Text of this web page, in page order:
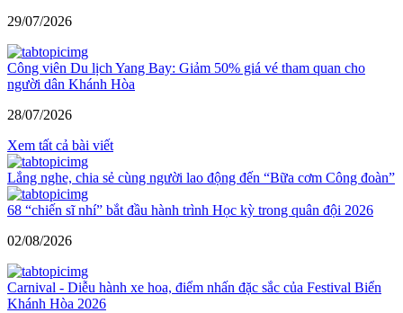
29/07/2026
Công viên Du lịch Yang Bay: Giảm 50% giá vé tham quan cho
người dân Khánh Hòa
28/07/2026
Xem tất cả bài viết
Lắng nghe, chia sẻ cùng người lao động đến “Bữa cơm Công đoàn”
68 “chiến sĩ nhí” bắt đầu hành trình Học kỳ trong quân đội 2026
02/08/2026
Carnival - Diễu hành xe hoa, điểm nhấn đặc sắc của Festival Biển
Khánh Hòa 2026